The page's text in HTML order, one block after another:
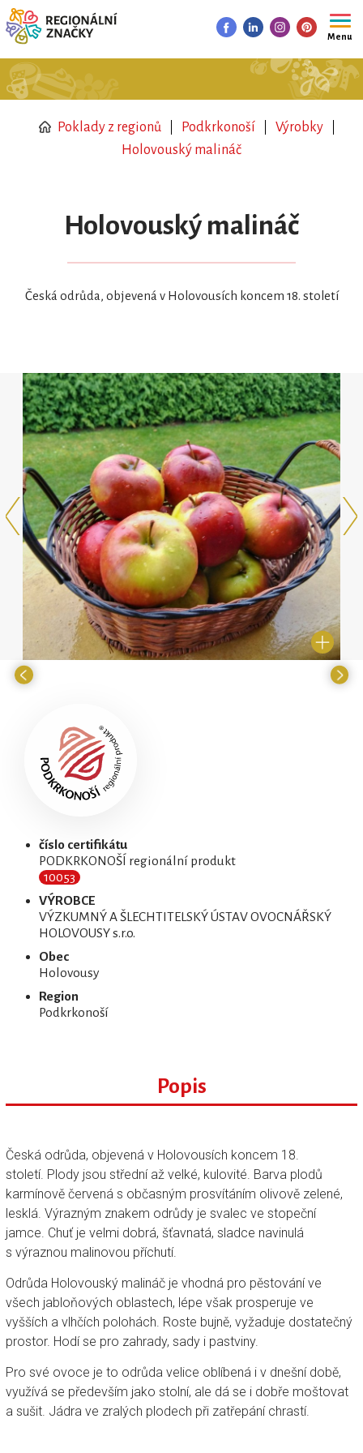
Menu
Poklady z regionů Podkrkonoší
Výrobky
Holovouský malináč
Holovouský malináč
Česká odrůda, objevená v Holovousích koncem 18. století
číslo certifikátu
PODKRKONOŠÍ regionální produkt
10053
VÝROBCE
VÝZKUMNÝ A ŠLECHTITELSKÝ ÚSTAV OVOCNÁŘSKÝ
HOLOVOUSY s.r.o.
Obec
Holovousy
Region
Podkrkonoší
Popis
Česká odrůda, objevená v Holovousích koncem 18.
století. Plody jsou střední až velké, kulovité. Barva plodů
karmínově červená s občasným prosvítáním olivově zelené,
lesklá. Výrazným znakem odrůdy je svalec ve stopeční
jamce. Chuť je velmi dobrá, šťavnatá, sladce navinulá
s výraznou malinovou příchutí.
Odrůda Holovouský malináč je vhodná pro pěstování ve
všech jabloňových oblastech, lépe však prosperuje ve
vyšších a vlhčích polohách. Roste bujně, vyžaduje dostatečný
prostor. Hodí se pro zahrady, sady i pastviny.
Pro své ovoce je to odrůda velice oblíbená i v dnešní době,
využívá se především jako stolní, ale dá se i dobře moštovat
a sušit. Jádra ve zralých plodech při zatřepání chrastí.